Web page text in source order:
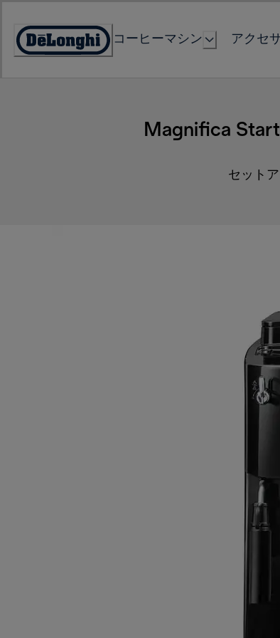
Content
Accessibility
コーヒーマシン アクセ
Magnifica
セット